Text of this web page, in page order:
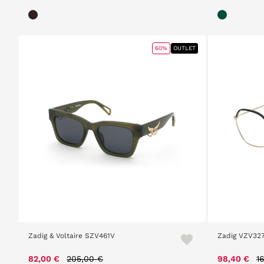
Zadig & Voltaire SZV461V
82,00 € Price reduced from
205,00 €
60% OUTLET
Zadig
98,40 €